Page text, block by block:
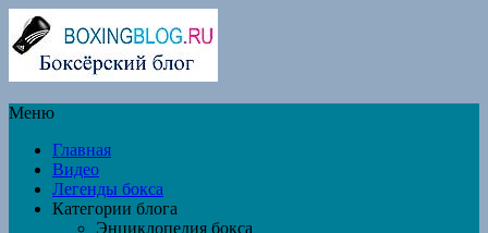
Меню
Главная
Видео
Легенды бокса
Категории блога
Энциклопедия бокса